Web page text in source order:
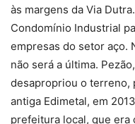
às margens da Via
Condomínio Industrial
empresas do setor aço.
não será a última.
desapropriou o terreno,
antiga Edimetal, em
prefeitura local, que era